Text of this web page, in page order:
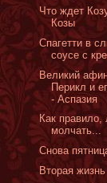
Что ждет
Козы
Спагетти в
соусе с
Великий
Перикл и
- Аспазия
Как правило,
молчать...
Снова
Вторая